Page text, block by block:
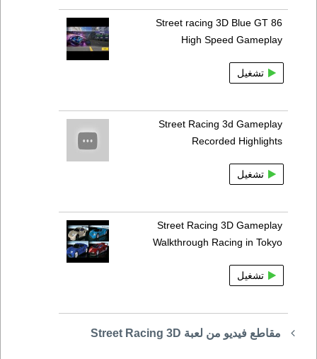
Street racing 3D Blue GT 86
High Speed Gameplay
تشغيل
Street Racing 3d Gameplay
Recorded Highlights
تشغيل
Street Racing 3D Gameplay
Walkthrough Racing in Tokyo
تشغيل
مقاطع فيديو من لعبة Street Racing 3D